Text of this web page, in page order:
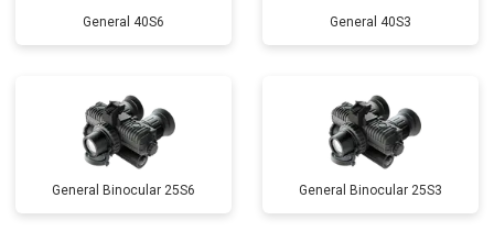
General 40S6 General 40S3
General Binocular 25S6 General Binocular 25S3